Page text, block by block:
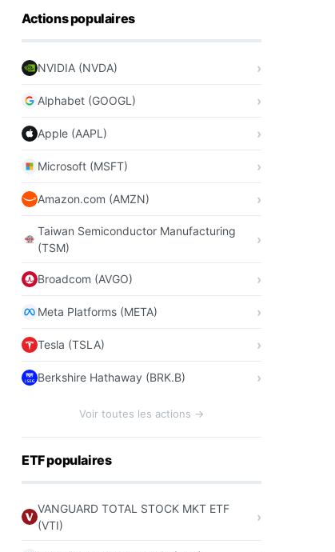
Actions populaires
NVIDIA (NVDA)
Alphabet (GOOGL)
Apple (AAPL)
Microsoft (MSFT)
Amazon.com (AMZN)
Taiwan Semiconductor Manufacturing
(TSM)
Broadcom (AVGO)
Meta Platforms (META)
Tesla (TSLA)
Berkshire Hathaway (BRK.B)
Voir toutes les actions →
ETF populaires
VANGUARD TOTAL STOCK MKT ETF
(VTI)